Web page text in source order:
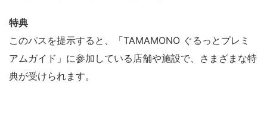
特典
このパスを提示すると、「TAMAMONO ぐるっとプレミ
アムガイド」に参加している店舗や施設で、さまざまな特
典が受けられます。